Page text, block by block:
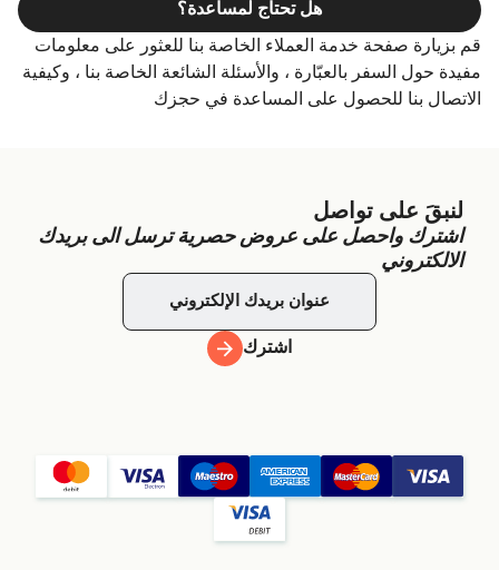
قم بزيارة صفحة خدمة العملاء الخاصة بنا للعثور على معلومات
مفيدة حول السفر بالعبّارة ، والأسئلة الشائعة الخاصة بنا ، وكيفية
الاتصال بنا للحصول على المساعدة في حجزك
هل تحتاج لمساعدة؟
لنبقَ على تواصل
اشترك واحصل على عروض حصرية ترسل الى بريدك
الالكتروني
اشترك